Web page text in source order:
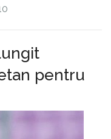
pentru